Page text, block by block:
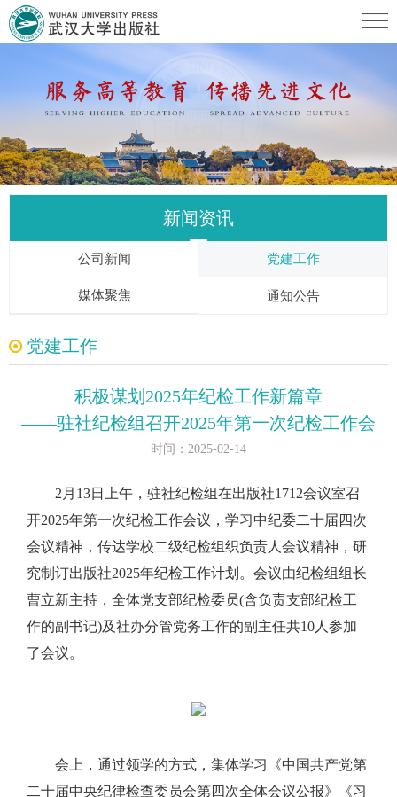
新闻资讯
公司新闻 党建工作
媒体聚焦 通知公告
党建工作
积极谋划2025年纪检工作新篇章
——驻社纪检组召开2025年第一次纪检工作会
时间：2025-02-14
2月13日上午，驻社纪检组在出版社1712会议室召
开2025年第一次纪检工作会议，学习中纪委二十届四次
会议精神，传达学校二级纪检组织负责人会议精神，研
究制订出版社2025年纪检工作计划。会议由纪检组组长
曹立新主持，全体党支部纪检委员(含负责支部纪检工
作的副书记)及社办分管党务工作的副主任共10人参加
了会议。
会上，通过领学的方式，集体学习《中国共产党第
二十届中央纪律检查委员会第四次全体会议公报》《习